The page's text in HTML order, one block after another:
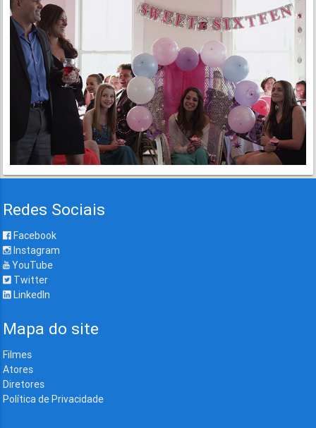
Redes Sociais
Facebook
Instagram
YouTube
Twitter
LinkedIn
Mapa do site
Filmes
Atores
Diretores
Política de Privacidade